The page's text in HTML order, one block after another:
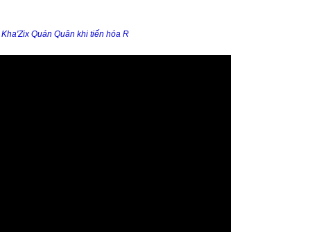
Kha'Zix Quán Quân khi tiến hóa R